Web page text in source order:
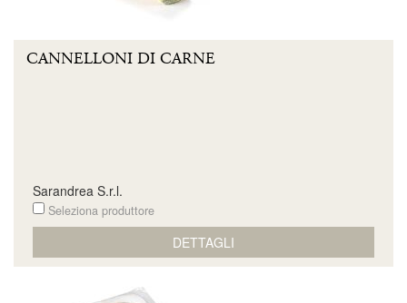
CANNELLONI DI CARNE
Sarandrea S.r.l.
Seleziona produttore
DETTAGLI